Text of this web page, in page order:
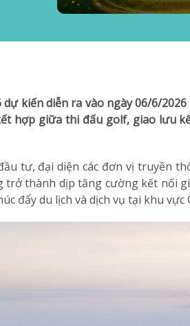
dự kiến diễn ra vào ngày 06/6/
hợp giữa thi đấu golf, giao lưu
tư, đại diện các đơn vị truyền
thành dịp tăng cường kết nối
du lịch và dịch vụ tại khu vực